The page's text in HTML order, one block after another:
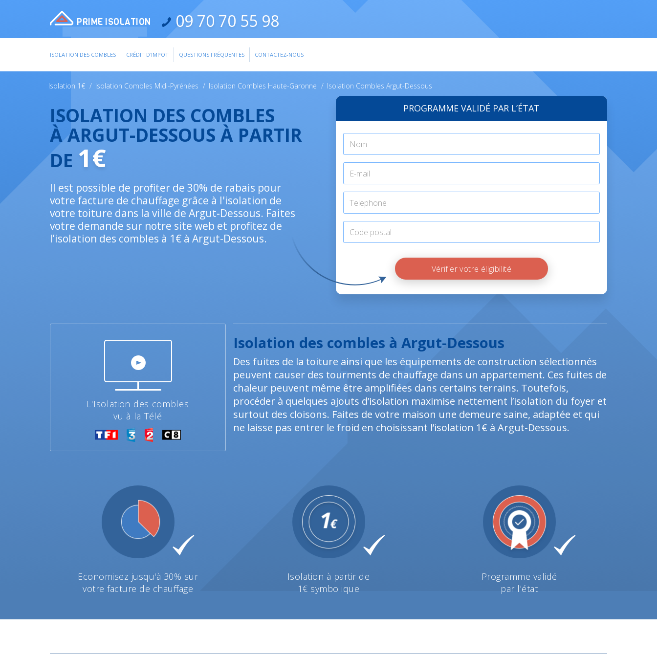
PRIME ISOLATION 09 70 70 55 98
ISOLATION DES COMBLES CRÉDIT D'IMPOT QUESTIONS FRÉQUENTES CONTACTEZ-NOUS
Isolation 1€ / Isolation Combles Midi-Pyrénées / Isolation Combles Haute-Garonne / Isolation Combles Argut-Dessous
ISOLATION DES COMBLES
À ARGUT-DESSOUS À PARTIR
DE 1€
Il est possible de profiter de 30% de rabais pour
votre facture de chauffage grâce à l'isolation de
votre toiture dans la ville de Argut-Dessous. Faites
votre demande sur notre site web et profitez de
l’isolation des combles à 1€ à Argut-Dessous.
PROGRAMME VALIDÉ PAR L’ÉTAT
Vérifier votre éligibilité
L'Isolation des combles
vu à la Télé
Isolation des combles à Argut-Dessous
Des fuites de la toiture ainsi que les équipements de construction sélectionnés
peuvent causer des tourments de chauffage dans un appartement. Ces fuites de
chaleur peuvent même être amplifiées dans certains terrains. Toutefois,
procéder à quelques ajouts d’isolation maximise nettement l’isolation du foyer et
surtout des cloisons. Faites de votre maison une demeure saine, adaptée et qui
ne laisse pas entrer le froid en choisissant l’isolation 1€ à Argut-Dessous.
Economisez jusqu'à 30% sur
votre facture de chauffage
Isolation à partir de
1€ symbolique
Programme validé
par l'état